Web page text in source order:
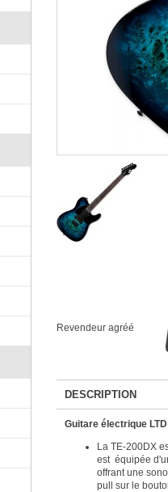
Revendeur agréé
DESCRIPTION
Guitare électrique
La TE-200DX
est équipée
offrant une
pull sur le